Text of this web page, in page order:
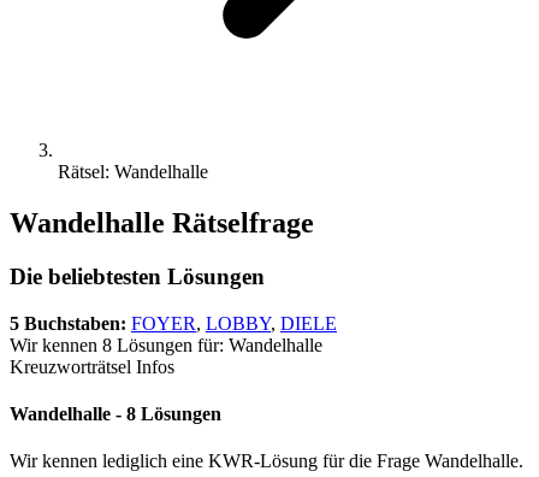
Rätsel: Wandelhalle
Wandelhalle Rätselfrage
Die beliebtesten Lösungen
5 Buchstaben: FOYER, LOBBY, DIELE
Wir kennen 8 Lösungen für: Wandelhalle
Kreuzworträtsel Infos
Wandelhalle - 8 Lösungen
Wir kennen lediglich eine KWR-Lösung für die Frage Wandelhalle.